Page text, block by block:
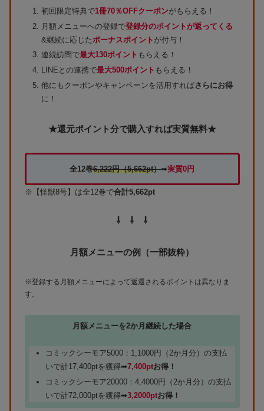
初回限定特典で1冊70％OFFクーポンがもらえる！
月額メニューへの登録で登録分のポイントが返ってくる
&継続に応じた ボーナスポイント が付与！
連続訪問で最大130ポイント もらえる！
LINEとの連携で最大500ポイント もらえる！
他にもクーポンやキャンペーンを活用すればさらにお得
に！
★還元ポイント分で購入すれば実質無料★
全12巻6,222円（5,662pt）➡実質0円
※【怪獣8号】は全12巻で合計5,662pt
⇩ ⇩ ⇩
月額メニューの例（一部抜粋）
※登録する月額メニューによって返還されるポイントは異なりま
す。
月額メニューを2か月継続した場合
コミックシーモア5000：1,1000円（2か月分）の支払
いで計17,400ptを獲得➡7,400ptお得！
コミックシーモア20000：4,4000円（2か月分）の支払
いで計72,000ptを獲得➡3,2000ptお得！